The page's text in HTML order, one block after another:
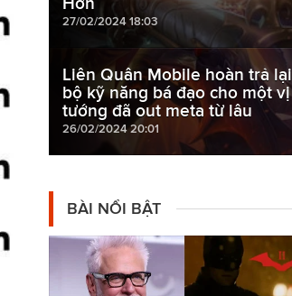
27/02/2024 18:03
Liên Quân Mobile hoàn trả lại
bộ kỹ năng bá đạo cho một vị
tướng đã out meta từ lâu
26/02/2024 20:01
BÀI NỔI BẬT